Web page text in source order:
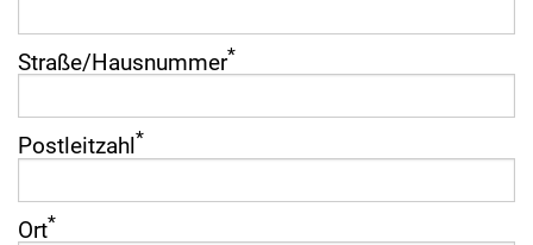
Straße­/­Hausnummer*
Postleitzahl *
Ort*